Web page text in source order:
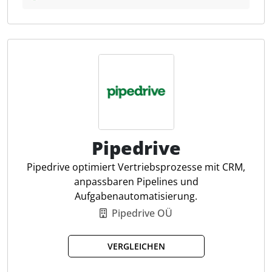
lückenlose Dokumentation der gesamten
Vertriebshistorie und hilft Unternehmen, ihre
Vertriebsaktivitäten zu optimieren. Insbesondere für
Prozesse transparent zu gestalten, um mehr Effizienz
Lead- & Deal-Management
Vertriebs-Pipelines anpassen
Automatische Kundenhistorie
Inbox für zentrale Anfragen
Dynamische Kundenlisten
Analytics & Reporting
Aufgabenmanagement
Dokumentenverwaltung
Pipedrive
Pipedrive optimiert Vertriebsprozesse mit CRM,
anpassbaren Pipelines und
Aufgabenautomatisierung.
Pipedrive OÜ
VERGLEICHEN